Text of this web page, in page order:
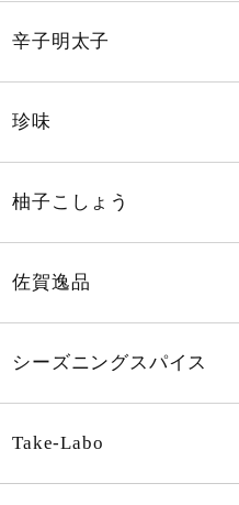
辛子明太子
珍味
柚子こしょう
佐賀逸品
シーズニングスパイス
Take-Labo